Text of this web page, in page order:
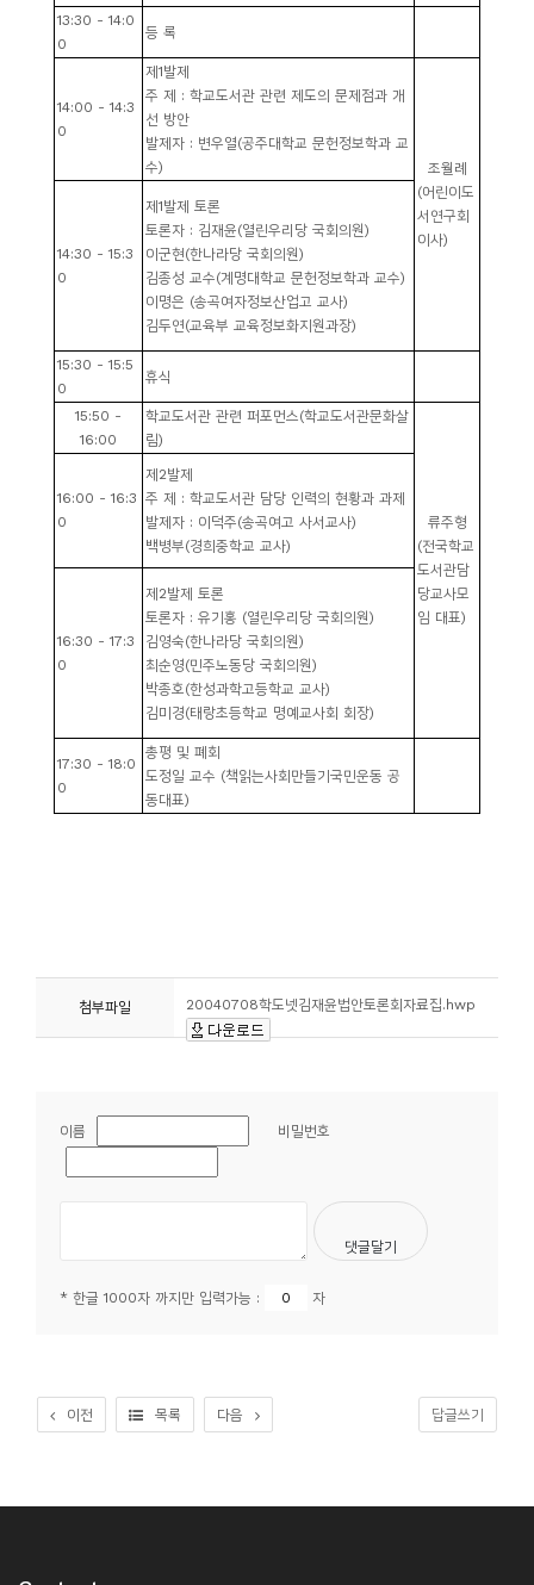
13:30 - 14:0
0
등 록
14:00 - 14:3
0
제 1발제
주 제 : 학교도서관 관련 제도의 문제점과 개
선 방안
발제자 : 변우열(공주대학교 문헌정보학과 교
수)
조월례
(어린이도
서연구회
이사)
14:30 - 15:3
0
제 1발제 토론
토론자 : 김재윤(열린우리당 국회의원)
이군현(한나라당 국회의원)
김종성 교수(계명대학교 문헌정보학과 교수)
이명은 (송곡여자정보산업고 교사)
김두연(교육부 교육정보화지원과장)
15:30 - 15:5
0
휴식
15:50 -
16:00
학교도서관 관련 퍼포먼스(학교도서관문화살
림)
류주형
(전국학교
도서관담
당교사모
임 대표)
16:00 - 16:3
0
제 2발제
주 제 : 학교도서관 담당 인력의 현황과 과제
발제자 : 이덕주(송곡여고 사서교사)
백병부(경희중학교 교사)
16:30 - 17:3
0
제 2발제 토론
토론자 : 유기홍 (열린우리당 국회의원)
김영숙(한나라당 국회의원)
최순영(민주노동당 국회의원)
박종호(한성과학고등학교 교사)
김미경(태랑초등학교 명예교사회 회장)
17:30 - 18:0
0
총평 및 폐회
도정일 교수 (책읽는사회만들기국민운동 공
동대표)
첨부파일 20040708학도넷김재윤법안토론회자료집.hwp
이름 비밀번호
* 한글 1000자 까지만 입력가능 : 자
이전 목록 다음 답글쓰기